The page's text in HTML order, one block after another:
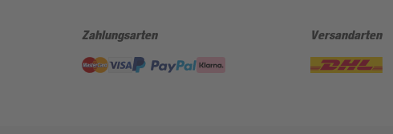
Zahlungsarten Versandarten